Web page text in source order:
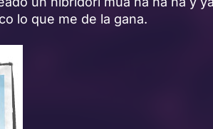
lo que me de la gana.